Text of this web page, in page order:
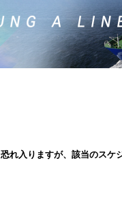
恐れ入りますが、該当のスケ